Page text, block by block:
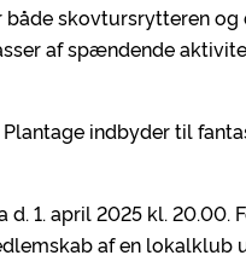
skovtursrytteren og
af spændende
indbyder til
1. april 2025 kl. 20.00.
af en lokalklub